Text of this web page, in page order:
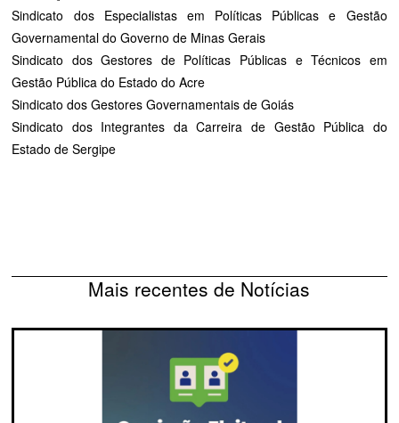
Sindicato dos Especialistas em Políticas Públicas e Gestão
Governamental do Governo de Minas Gerais
Sindicato dos Gestores de Políticas Públicas e Técnicos em
Gestão Pública do Estado do Acre
Sindicato dos Gestores Governamentais de Goiás
Sindicato dos Integrantes da Carreira de Gestão Pública do
Estado de Sergipe
Mais recentes de Notícias